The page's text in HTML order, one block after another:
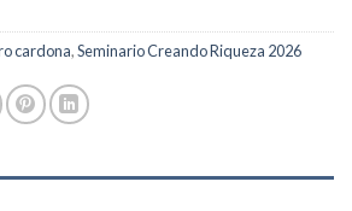
cardona,Seminario Creando Riqueza 2026